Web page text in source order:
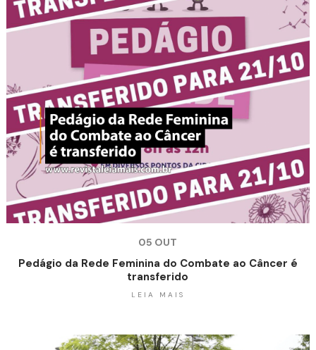
05 OUT
Pedágio da Rede Feminina do Combate ao Câncer é
transferido
LEIA MAIS